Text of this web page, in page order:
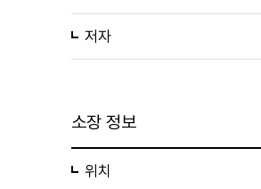
저자
소장 정보
위치